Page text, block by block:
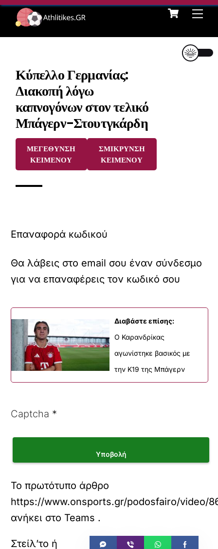
Skip
content
Cart
Κύπελλο Γερμανίας:
Διακοπή λόγω
καπνογόνων στον τελικό
Μπάγερν-Στουτγκάρδη
ΜΕΓΕΘΥΝΣΗ
ΚΕΙΜΕΝΟΥ
ΣΜΙΚΡΥΝΣΗ
ΚΕΙΜΕΝΟΥ
Επαναφορά κωδικού
Θα λάβεις στο email σου έναν σύνδεσμο
για να επαναφέρεις τον κωδικό σου
Διαβάστε επίσης:
Ο Καρανδρίκας
αγωνίστηκε βασικός με
την Κ19 της Μπάγερν
Captcha *
Υποβολή
Το πρωτότυπο άρθρο
https://www.onsports.gr/podosfairo/video/
ανήκει στο Teams .